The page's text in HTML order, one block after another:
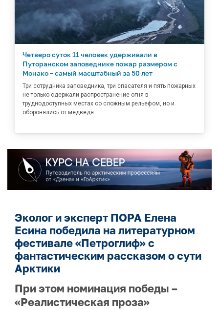
Четверо суток 11 человек удерживали в
Путоранском заповеднике пожар размером с
Монако – самый масштабный за 50 лет
Три сотрудника заповедника, три спасателя и пять пожарных
не только сдержали распространение огня в
труднодоступных местах со сложным рельефом, но и
оборонялись от медведя
Эколог и эксперт ПОРА Елена
Есина победила на литературном
фестивале «Петроглиф» с
фантастическим рассказом о сути
Арктики
При этом номинация победы –
«Реалистическая проза»